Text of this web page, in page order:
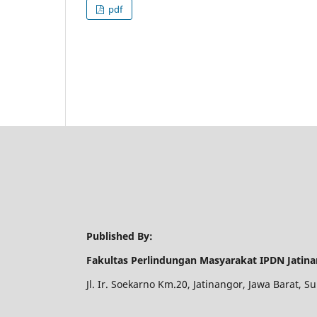
pdf
Published By:
Fakultas Perlindungan Masyarakat IPDN
Jl. Ir. Soekarno Km.20, Jatinangor, Jawa Barat,